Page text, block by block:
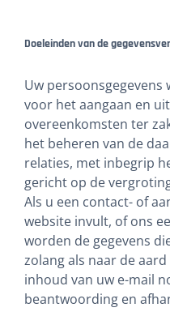
Doeleinden van de
Uw
voor het aangaan en
overeenkomsten ter
het beheren van de
relaties, met inbegrip
gericht op de
Als u een contact- of
website invult, of ons
worden de gegevens
zolang als naar de
inhoud van uw e-mail
beantwoording en